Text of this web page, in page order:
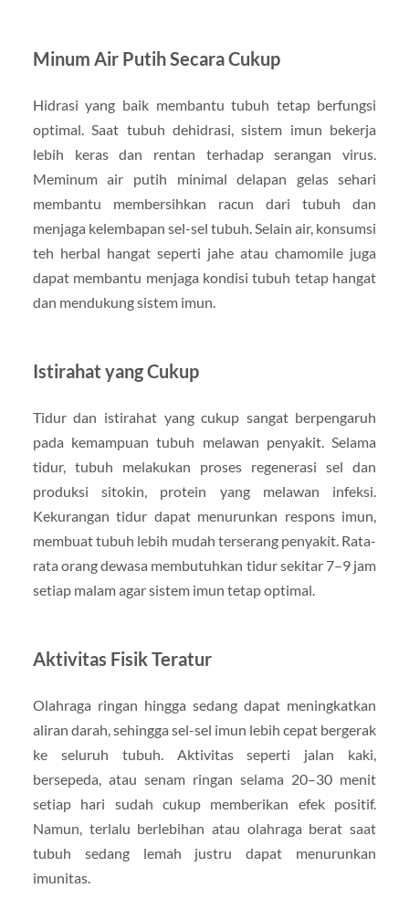
Minum Air Putih Secara Cukup
Hidrasi yang baik membantu tubuh tetap berfungsi
optimal. Saat tubuh dehidrasi, sistem imun bekerja
lebih keras dan rentan terhadap serangan virus.
Meminum air putih minimal delapan gelas sehari
membantu membersihkan racun dari tubuh dan
menjaga kelembapan sel-sel tubuh. Selain air, konsumsi
teh herbal hangat seperti jahe atau chamomile juga
dapat membantu menjaga kondisi tubuh tetap hangat
dan mendukung sistem imun.
Istirahat yang Cukup
Tidur dan istirahat yang cukup sangat berpengaruh
pada kemampuan tubuh melawan penyakit. Selama
tidur, tubuh melakukan proses regenerasi sel dan
produksi sitokin, protein yang melawan infeksi.
Kekurangan tidur dapat menurunkan respons imun,
membuat tubuh lebih mudah terserang penyakit. Rata-
rata orang dewasa membutuhkan tidur sekitar 7–9 jam
setiap malam agar sistem imun tetap optimal.
Aktivitas Fisik Teratur
Olahraga ringan hingga sedang dapat meningkatkan
aliran darah, sehingga sel-sel imun lebih cepat bergerak
ke seluruh tubuh. Aktivitas seperti jalan kaki,
bersepeda, atau senam ringan selama 20–30 menit
setiap hari sudah cukup memberikan efek positif.
Namun, terlalu berlebihan atau olahraga berat saat
tubuh sedang lemah justru dapat menurunkan
imunitas.